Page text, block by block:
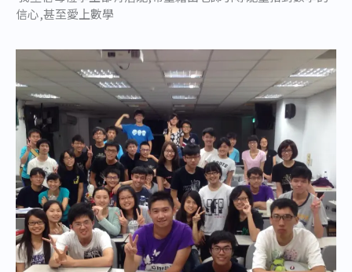
信心,甚至愛上數學